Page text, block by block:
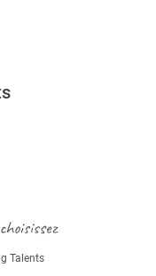
Talents